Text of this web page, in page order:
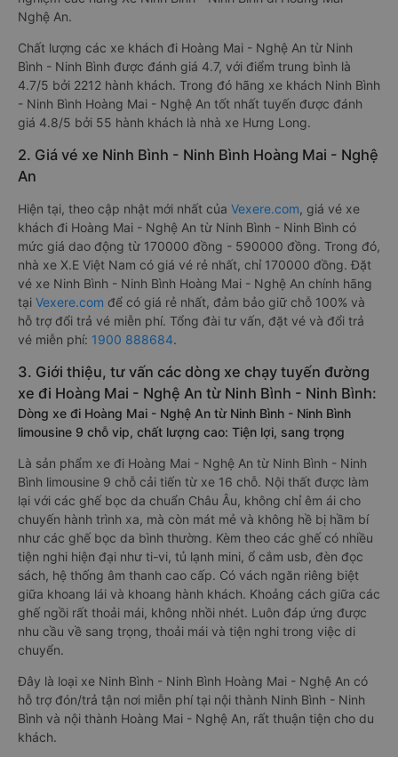
Nghệ An.
Chất lượng các xe khách đi Hoàng Mai - Nghệ An từ Ninh
Bình - Ninh Bình được đánh giá 4.7, với điểm trung bình là
4.7/5 bởi 2212 hành khách. Trong đó hãng xe khách Ninh Bình
- Ninh Bình Hoàng Mai - Nghệ An tốt nhất tuyến được đánh
giá 4.8/5 bởi 55 hành khách là nhà xe Hưng Long.
2. Giá vé xe Ninh Bình - Ninh Bình Hoàng Mai - Nghệ
An
Hiện tại, theo cập nhật mới nhất của Vexere.com, giá vé xe
khách đi Hoàng Mai - Nghệ An từ Ninh Bình - Ninh Bình có
mức giá dao động từ 170000 đồng - 590000 đồng. Trong đó,
nhà xe X.E Việt Nam có giá vé rẻ nhất, chỉ 170000 đồng. Đặt
vé xe Ninh Bình - Ninh Bình Hoàng Mai - Nghệ An chính hãng
tại Vexere.com để có giá rẻ nhất, đảm bảo giữ chỗ 100% và
hỗ trợ đổi trả vé miễn phí. Tổng đài tư vấn, đặt vé và đổi trả
vé miễn phí: 1900 888684.
3. Giới thiệu, tư vấn các dòng xe chạy tuyến đường
xe đi Hoàng Mai - Nghệ An từ Ninh Bình - Ninh Bình:
Dòng xe đi Hoàng Mai - Nghệ An từ Ninh Bình - Ninh Bình
limousine 9 chỗ vip, chất lượng cao: Tiện lợi, sang trọng
Là sản phẩm xe đi Hoàng Mai - Nghệ An từ Ninh Bình - Ninh
Bình limousine 9 chỗ cải tiến từ xe 16 chỗ. Nội thất được làm
lại với các ghế bọc da chuẩn Châu Âu, không chỉ êm ái cho
chuyến hành trình xa, mà còn mát mẻ và không hề bị hầm bí
như các ghế bọc da bình thường. Kèm theo các ghế có nhiều
tiện nghi hiện đại như ti-vi, tủ lạnh mini, ổ cắm usb, đèn đọc
sách, hệ thống âm thanh cao cấp. Có vách ngăn riêng biệt
giữa khoang lái và khoang hành khách. Khoảng cách giữa các
ghế ngồi rất thoải mái, không nhồi nhét. Luôn đáp ứng được
nhu cầu về sang trọng, thoải mái và tiện nghi trong việc di
chuyển.
Đây là loại xe Ninh Bình - Ninh Bình Hoàng Mai - Nghệ An có
hỗ trợ đón/trả tận nơi miễn phí tại nội thành Ninh Bình - Ninh
Bình và nội thành Hoàng Mai - Nghệ An, rất thuận tiện cho du
khách.